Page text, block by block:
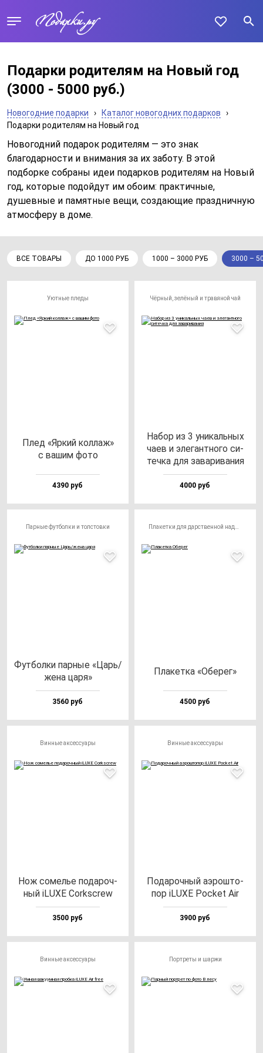
Подарки родителям на Новый год
(3000 - 5000 руб.)
Новогодние подарки › Каталог новогодних подарков
›
Подарки родителям на Новый год
Новогодний подарок родителям — это знак
благодарности и внимания за их заботу. В этой
подборке собраны идеи подарков родителям на Новый
год, которые подойдут им обоим: практичные,
душевные и памятные вещи, создающие праздничную
атмосферу в доме.
ВСЕ ТОВАРЫ ДО 1000 РУБ 1000 – 3000 РУБ 3000 –
Уютные пледы
Плед «Яркий кол­лаж»
с ва­шим фо­то
4390 руб
Чёрный, зелёный и травяной чай
Набор из 3 уни­каль­ных
ча­ев и эле­ган­тно­го си­
теч­ка для за­ва­ри­ва­ния
4000 руб
Парные футболки и толстовки
Фут­бол­ки пар­ные «Царь/
же­на ца­ря»
3560 руб
Пла­кет­ка «Обе­рег»
4500 руб
Винные аксессуары
Нож со­мелье по­да­роч­
ный iLUXE Corkscrew
3500 руб
Винные аксессуары
Пода­роч­ный аэрош­то­
пор iLUXE Poc­ket Air
3900 руб
Винные аксессуары Портреты и шаржи